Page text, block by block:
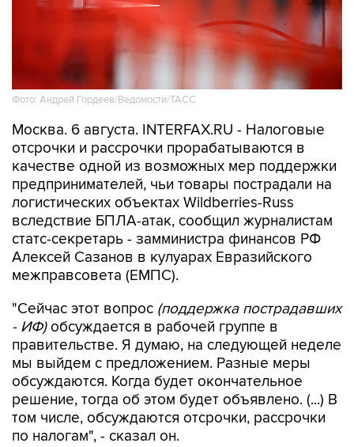
Фото: Андрей Гордеев/Ведомости/ТАСС
Москва. 6 августа. INTERFAX.RU - Налоговые
отсрочки и рассрочки прорабатываются в
качестве одной из возможных мер поддержки
предпринимателей, чьи товары пострадали на
логистических объектах Wildberries-Russ
вследствие БПЛА-атак, сообщил журналистам
статс-секретарь - замминистра финансов РФ
Алексей Сазанов в кулуарах Евразийского
межправсовета (ЕМПС).
"Сейчас этот вопрос (поддержка пострадавших
- ИФ)обсуждается в рабочей группе в
правительстве. Я думаю, на следующей неделе
мы выйдем с предложением. Разные меры
обсуждаются. Когда будет окончательное
решение, тогда об этом будет объявлено. (...) В
том числе, обсуждаются отсрочки, рассрочки
по налогам", - сказал он.